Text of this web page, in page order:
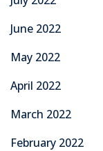
June 2022
May 2022
April 2022
March 2022
February 2022